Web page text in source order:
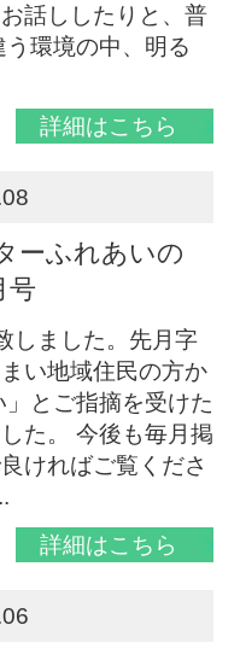
話ししたりと、普
環境の中、明る
詳細はこちら
ーふれあいの
号
しました。先月字
い地域住民の方か
とご指摘を受けた
た。 今後も毎月掲
ければご覧くださ
詳細はこちら